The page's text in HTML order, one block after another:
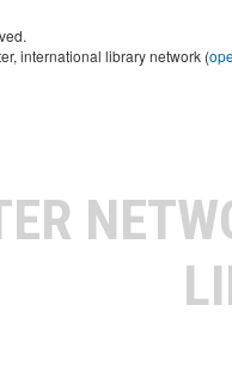
international library network (